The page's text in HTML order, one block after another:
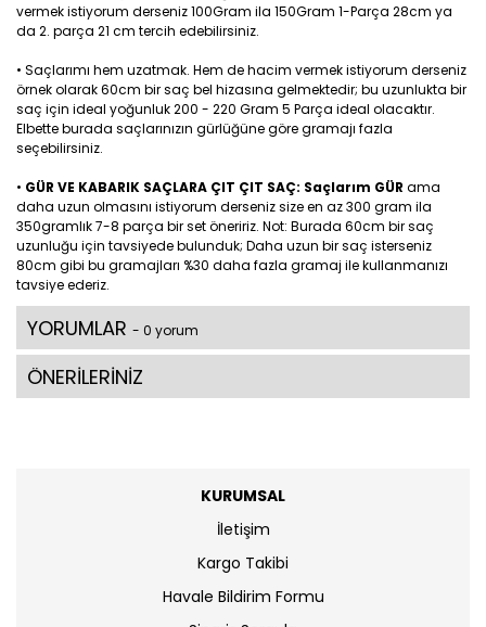
vermek istiyorum derseniz 100Gram ila 150Gram 1-Parça 28cm ya
da 2. parça 21 cm tercih edebilirsiniz.
• Saçlarımı hem uzatmak. Hem de hacim vermek istiyorum derseniz
örnek olarak 60cm bir saç bel hizasına gelmektedir; bu uzunlukta bir
saç için ideal yoğunluk 200 - 220 Gram 5 Parça ideal olacaktır.
Elbette burada saçlarınızın gürlüğüne göre gramajı fazla
seçebilirsiniz.
• GÜR VE KABARIK SAÇLARA ÇIT ÇIT SAÇ: Saçlarım GÜR ama
daha uzun olmasını istiyorum derseniz size en az 300 gram ila
350gramlık 7-8 parça bir set öneririz. Not: Burada 60cm bir saç
uzunluğu için tavsiyede bulunduk; Daha uzun bir saç isterseniz
80cm gibi bu gramajları %30 daha fazla gramaj ile kullanmanızı
tavsiye ederiz.
YORUMLAR - 0 yorum
ÖNERİLERİNİZ
KURUMSAL
İletişim
Kargo Takibi
Havale Bildirim Formu